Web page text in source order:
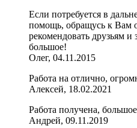
Если потребуется в
помощь, обращусь к Вам
рекомендовать друзьям
большое!
Олег, 04.11.2015
Работа на отлично,
Алексей, 18.02.2021
Работа получена,
Андрей, 09.11.2019